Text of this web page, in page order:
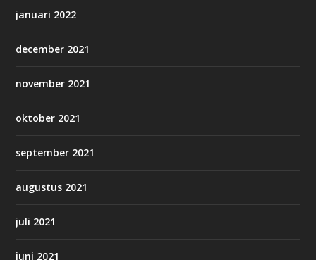
januari 2022
december 2021
november 2021
oktober 2021
september 2021
augustus 2021
juli 2021
juni 2021